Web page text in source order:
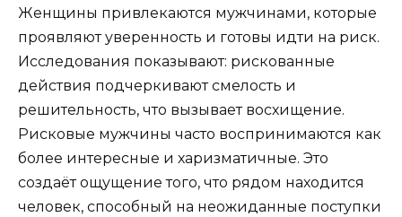
Женщины привлекаются мужчинами, которые
проявляют уверенность и готовы идти на риск.
Исследования показывают: рискованные
действия подчеркивают смелость и
решительность, что вызывает восхищение.
Рисковые мужчины часто воспринимаются как
более интересные и харизматичные. Это
создаёт ощущение того, что рядом находится
человек, способный на неожиданные поступки